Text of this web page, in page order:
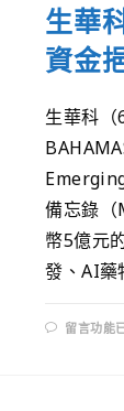
生華
資金
生華科（
備忘錄（
幣5億元
發、AI藥
留言功能